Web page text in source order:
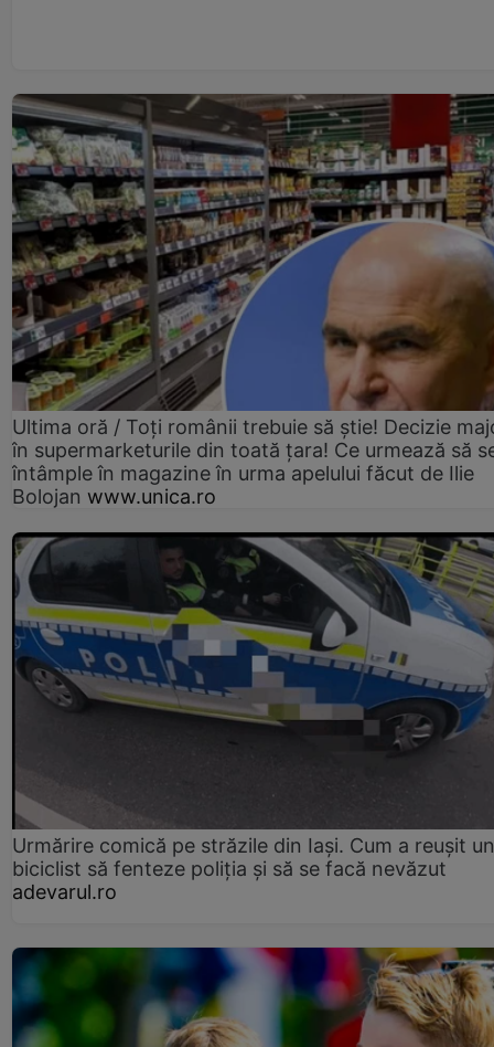
Ultima oră / Toți românii trebuie să știe! Decizie
în supermarketurile din toată țara! Ce urmează să
întâmple în magazine în urma apelului făcut de Ilie
Bolojan www.unica.ro
Urmărire comică pe străzile din Iași. Cum a reușit un
biciclist să fenteze poliția și să se facă nevăzut
adevarul.ro